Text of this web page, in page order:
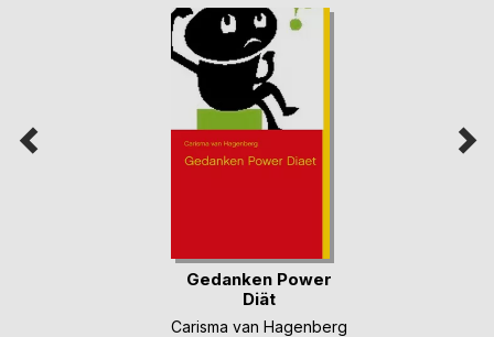
Gedanken Power
Diät
Carisma van Hagenberg